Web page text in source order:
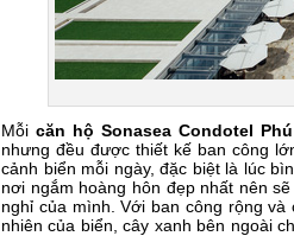
Mỗi căn hộ Sonasea Condotel
nhưng đều được thiết kế ban công
cảnh biển mỗi ngày, đặc biệt là lúc
nơi ngắm hoàng hôn đẹp nhất nên
nghỉ của mình. Với ban công rộng
nhiên của biển, cây xanh bên ngoài